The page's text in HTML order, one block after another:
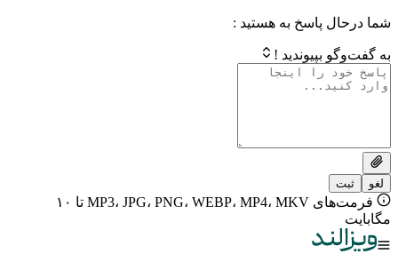
پاسخ به هستید :
!
فرمت‌های MP3، JPG، PNG، WEBP، MP4، MKV تا ۱۰